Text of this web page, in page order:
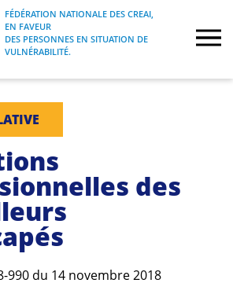
FÉDÉRATION NATIONALE DES CREAI, EN
FAVEUR DES PERSONNES EN SITUATION
FÉDÉRATION NATIONALE DES CREAI,
EN FAVEUR
DES PERSONNES EN SITUATION DE
VULNÉRABILITÉ.
des
990 du 14 novembre 2018